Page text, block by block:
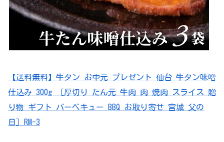
【送料無料】牛タン お中元 プレゼント 仙台 牛タン味噌
仕込み 300g ［厚切り たん元 牛肉 肉 焼肉 スライス 贈
り物 ギフト バーベキュー BBQ お取り寄せ 宮城 父の
日］RM-3